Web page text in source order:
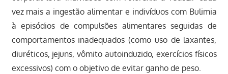
vez mais a ingestão alimentar e indivíduos com Bulimia
à episódios de compulsões alimentares seguidas de
comportamentos inadequados (como uso de laxantes,
diuréticos, jejuns, vômito autoinduzido, exercícios físicos
excessivos) com o objetivo de evitar ganho de peso.